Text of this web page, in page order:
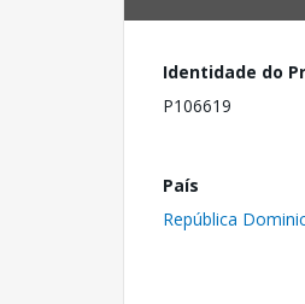
Identidade do
P106619
País
República